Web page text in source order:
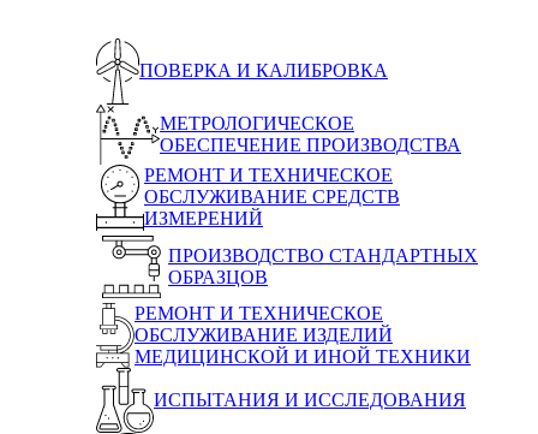
ПОВЕРКА И КАЛИБРОВКА
МЕТРОЛОГИЧЕСКОЕ
ОБЕСПЕЧЕНИЕ ПРОИЗВОДСТВА
РЕМОНТ И ТЕХНИЧЕСКОЕ
ОБСЛУЖИВАНИЕ СРЕДСТВ
ИЗМЕРЕНИЙ
ПРОИЗВОДСТВО СТАНДАРТНЫХ
ОБРАЗЦОВ
РЕМОНТ И ТЕХНИЧЕСКОЕ
ОБСЛУЖИВАНИЕ ИЗДЕЛИЙ
МЕДИЦИНСКОЙ И ИНОЙ ТЕХНИКИ
ИСПЫТАНИЯ И ИССЛЕДОВАНИЯ